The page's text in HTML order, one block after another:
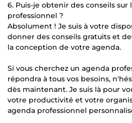
6. Puis-je obtenir des conseils sur
professionnel ?
Absolument ! Je suis à votre
donner des conseils gratuits et
la conception de votre agenda.
Si vous cherchez un agenda
répondra à tous vos besoins,
dès maintenant. Je suis là pour
votre productivité et votre
agenda professionnel